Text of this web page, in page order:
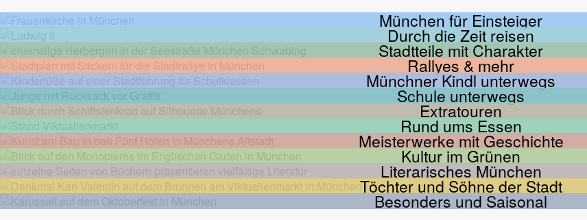
München für Einsteiger
Durch die Zeit reisen
Stadtteile mit Charakter
Rallyes & mehr
Münchner Kindl unterwegs
Schule unterwegs
Extratouren
Rund ums Essen
Meisterwerke mit Geschichte
Kultur im Grünen
Literarisches München
Töchter und Söhne der Stadt
Besonders und Saisonal